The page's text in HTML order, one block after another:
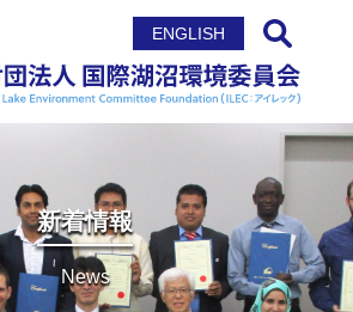
ENGLISH
サイト内検索
新着情報
News